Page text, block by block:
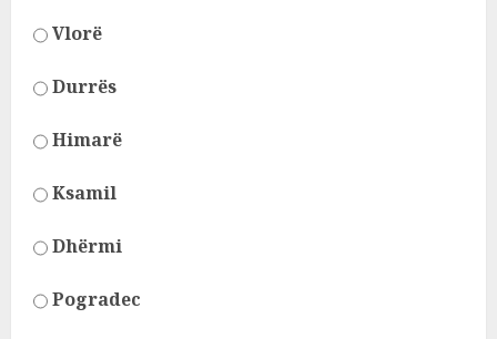
Vlorë
Durrës
Himarë
Ksamil
Dhërmi
Pogradec